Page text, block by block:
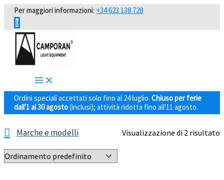
contenuto
Per maggiori informazioni: +34 623 138 728
0
Ordini speciali accettati solo fino al 24 luglio. Chiuso per ferie
dall'1 al 30 agosto(inclusi); attività ridotta fino all'11 agosto.
Marche e modelli Visualizzazione di 2 risultato